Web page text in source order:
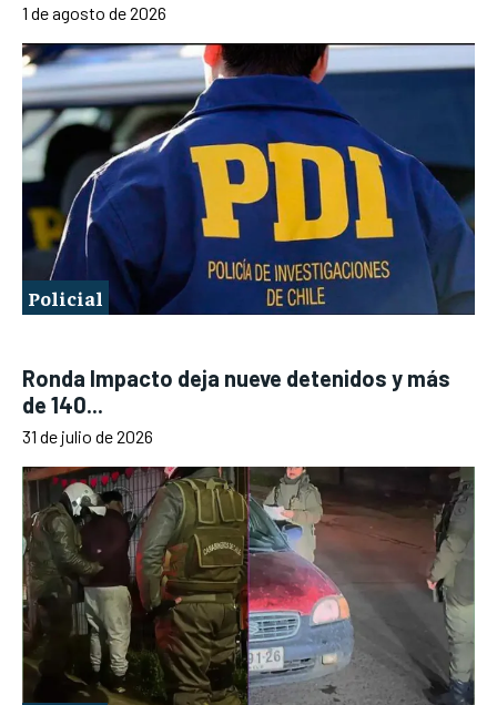
1 de agosto de 2026
Policial
Ronda Impacto deja nueve detenidos y más
de 140...
31 de julio de 2026